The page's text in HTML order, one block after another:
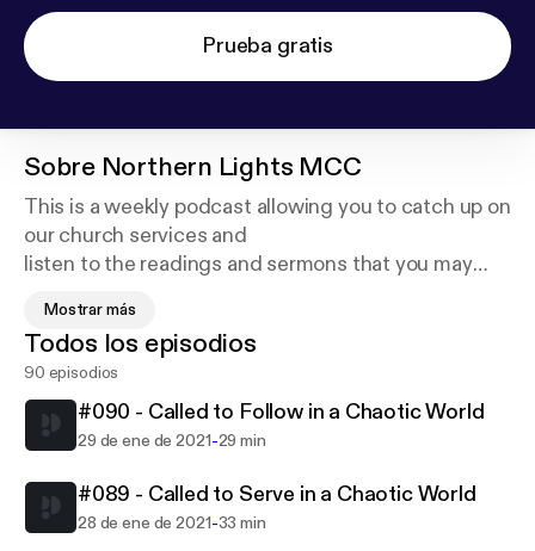
Prueba gratis
Sobre Northern Lights MCC
This is a weekly podcast allowing you to catch up on
our church services and
listen to the readings and sermons that you may
again! There will also be special episodes coming
out occasionally when we have
special events. For more information about what we
do visit
www.northernlightsmcc.org.uk for more information
Mostrar más
Todos los episodios
90 episodios
#090 - Called to Follow in a Chaotic World
29 de ene de 2021-29 min
#089 - Called to Serve in a Chaotic World
28 de ene de 2021-33 min